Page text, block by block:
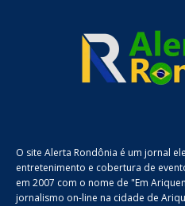
O site Alerta Rondônia é um jornal
entretenimento e cobertura de
em 2007 com o nome de "Em
jornalismo on-line na cidade de